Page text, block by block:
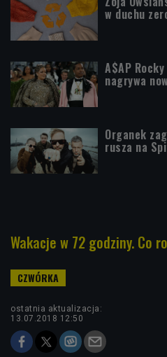
w duchu
A$AP
nagrywa
Organek
rusza na
Wakacje w 72 godziny. Co
ostatnia aktualizacja:
13.07.2018 12:50